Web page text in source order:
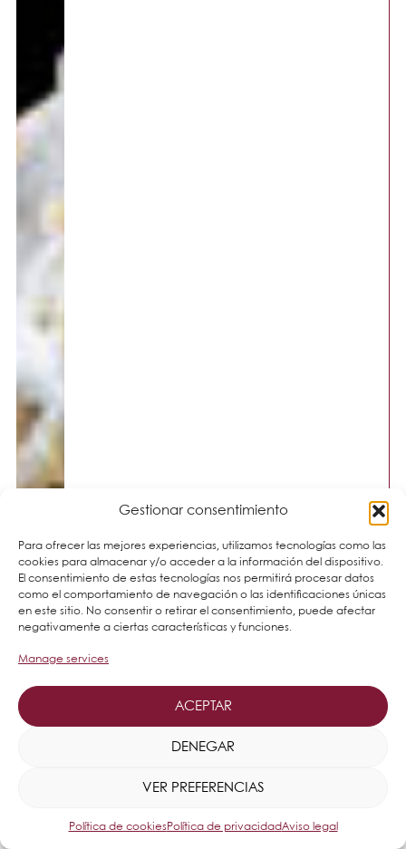
Gestionar consentimiento
Para ofrecer las mejores experiencias, utilizamos tecnologías como las
cookies para almacenar y/o acceder a la información del dispositivo.
El consentimiento de estas tecnologías nos permitirá procesar datos
como el comportamiento de navegación o las identificaciones únicas
en este sitio. No consentir o retirar el consentimiento, puede afectar
negativamente a ciertas características y funciones.
Manage services
ACEPTAR
DENEGAR
VER PREFERENCIAS
Política de cookiesPolítica de privacidadAviso legal